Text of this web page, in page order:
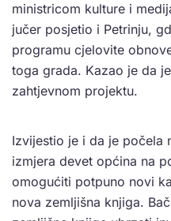
ministricom kulture i
jučer posjetio i Petrinju,
programu cjelovite
toga grada. Kazao je da
zahtjevnom projektu.
Izvijestio je i da je počela
izmjera devet općina na
omogućiti potpuno novi
nova zemljišna knjiga.